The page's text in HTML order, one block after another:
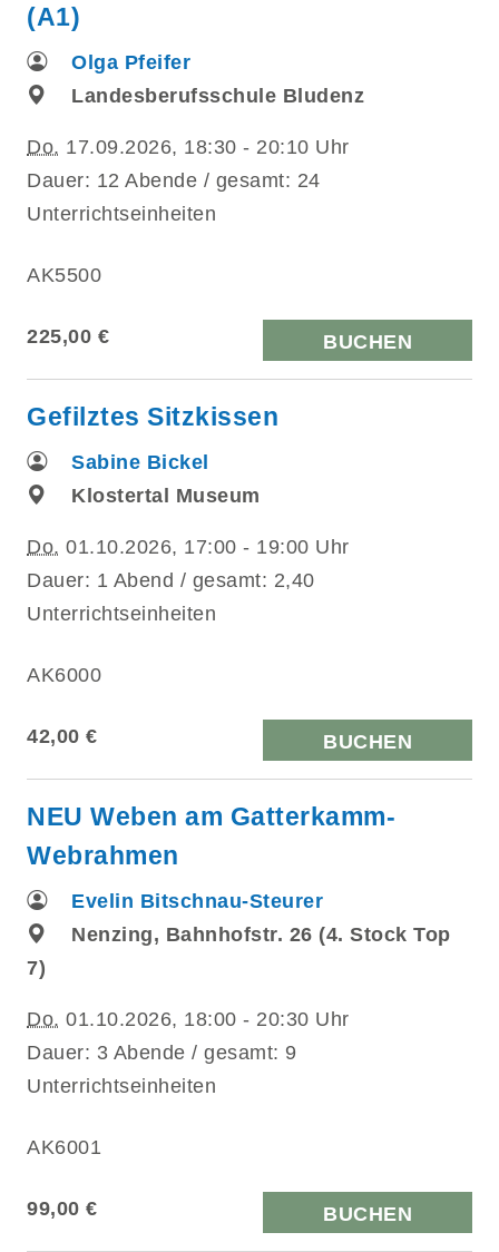
(A1)
Olga Pfeifer
Landesberufsschule Bludenz
Do. 17.09.2026, 18:30 - 20:10 Uhr
Dauer: 12 Abende / gesamt: 24
Unterrichtseinheiten
AK5500
225,00 € BUCHEN
Gefilztes Sitzkissen
Sabine Bickel
Klostertal Museum
Do. 01.10.2026, 17:00 - 19:00 Uhr
Dauer: 1 Abend / gesamt: 2,40
Unterrichtseinheiten
AK6000
42,00 € BUCHEN
NEU Weben am Gatterkamm-
Webrahmen
Evelin Bitschnau-Steurer
Nenzing, Bahnhofstr. 26 (4. Stock Top
7)
Do. 01.10.2026, 18:00 - 20:30 Uhr
Dauer: 3 Abende / gesamt: 9
Unterrichtseinheiten
AK6001
99,00 € BUCHEN